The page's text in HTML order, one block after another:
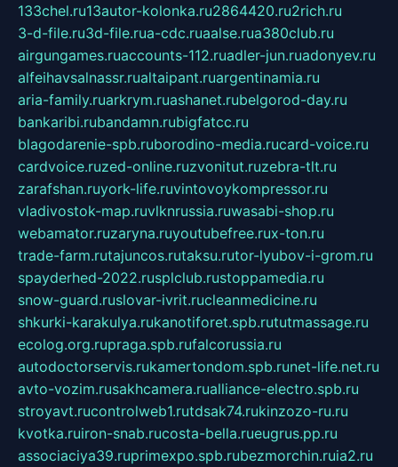
133chel.ru13autor-kolonka.ru2864420.ru2rich.ru
3-d-file.ru3d-file.rua-cdc.ruaalse.rua380club.ru
airgungames.ruaccounts-112.ruadler-jun.ruadonyev.ru
alfeihavsalnassr.rualtaipant.ruargentinamia.ru
aria-family.ruarkrym.ruashanet.rubelgorod-day.ru
bankaribi.rubandamn.rubigfatcc.ru
blagodarenie-spb.ruborodino-media.rucard-voice.ru
cardvoice.ruzed-online.ruzvonitut.ruzebra-tlt.ru
zarafshan.ruyork-life.ruvintovoykompressor.ru
vladivostok-map.ruvlknrussia.ruwasabi-shop.ru
webamator.ruzaryna.ruyoutubefree.rux-ton.ru
trade-farm.rutajuncos.rutaksu.rutor-lyubov-i-grom.ru
spayderhed-2022.rusplclub.rustoppamedia.ru
snow-guard.ruslovar-ivrit.rucleanmedicine.ru
shkurki-karakulya.rukanotiforet.spb.rututmassage.ru
ecolog.org.rupraga.spb.rufalcorussia.ru
autodoctorservis.rukamertondom.spb.runet-life.net.ru
avto-vozim.rusakhcamera.rualliance-electro.spb.ru
stroyavt.rucontrolweb1.rutdsak74.rukinzozo-ru.ru
kvotka.ruiron-snab.rucosta-bella.rueugrus.pp.ru
associaciya39.ruprimexpo.spb.rubezmorchin.ruia2.ru